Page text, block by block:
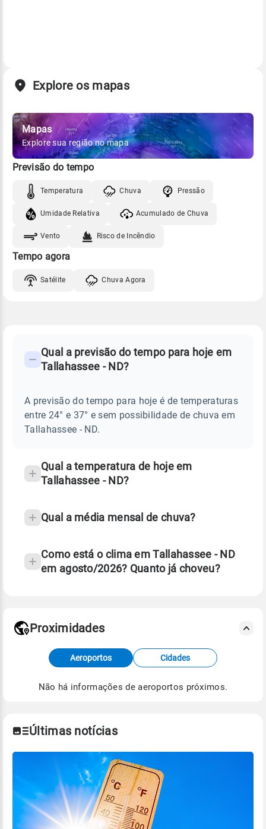
Explore os mapas
Mapas
Explore sua região no mapa
Previsão do tempo
Temperatura Chuva Pressão
Umidade Relativa Acumulado de Chuva
Vento Risco de Incêndio
Tempo agora
Satélite Chuva Agora
TEMPO
TALLAHASSEE
Perguntas
sobre
chuva
Qual a previsão do tempo para hoje em
Tallahassee - ND?
A previsão do tempo para hoje é de temperaturas
entre 24° e 37° e sem possibilidade de chuva em
Tallahassee - ND.
Qual a temperatura de hoje em
Tallahassee - ND?
Qual a média mensal de chuva?
Como está o clima em Tallahassee - ND
em agosto/2026? Quanto já choveu?
Fonte: dados combinados de estações
meteorológicas e satélite do Centro de Previsão
de Tempo e Estudos Climáticos (CPTEC).
Proximidades
Aeroportos Cidades
Não há informações de aeroportos próximos.
Últimas notícias